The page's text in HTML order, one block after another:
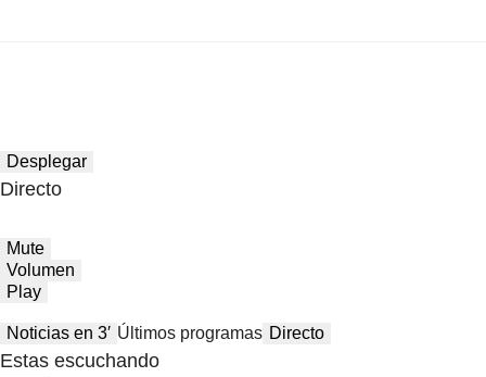
Desplegar
Directo
Mute
Volumen
Play
Noticias en 3′ Últimos programas Directo
Estas escuchando